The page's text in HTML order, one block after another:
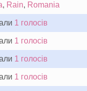
, Rain, Romania
1 голосів
1 голосів
1 голосів
1 голосів